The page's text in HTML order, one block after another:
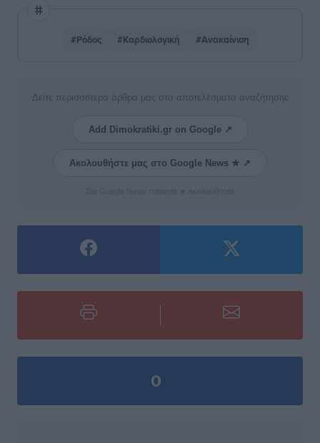
#Ρόδος #Καρδιολογική #Ανακαίνιση
Δείτε περισσότερα άρθρα μας στα αποτελέσματα αναζήτησης
Add Dimokratiki.gr on Google ↗
Ακολουθήστε μας στο Google News ★ ↗
0